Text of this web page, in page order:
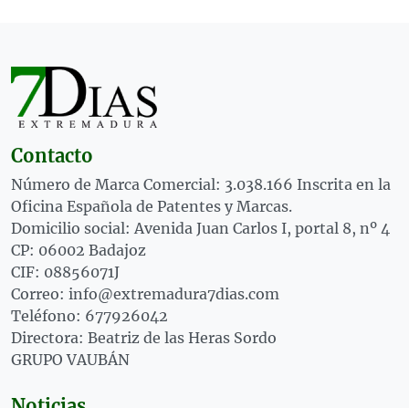
Contacto
Número de Marca Comercial: 3.038.166 Inscrita en la
Oficina Española de Patentes y Marcas.
Domicilio social: Avenida Juan Carlos I, portal 8, nº 4
CP: 06002 Badajoz
CIF: 08856071J
Correo: info@extremadura7dias.com
Teléfono: 677926042
Directora: Beatriz de las Heras Sordo
GRUPO VAUBÁN